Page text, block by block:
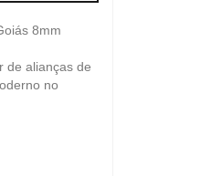
8mm
de alianças de
no